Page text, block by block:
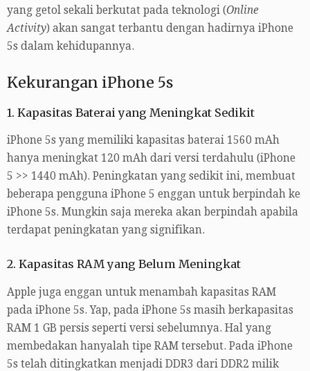
yang getol sekali berkutat pada teknologi (Online
Activity) akan sangat terbantu dengan hadirnya iPhone
5s dalam kehidupannya.
Kekurangan iPhone 5s
1. Kapasitas Baterai yang Meningkat Sedikit
iPhone 5s yang memiliki kapasitas baterai 1560 mAh
hanya meningkat 120 mAh dari versi terdahulu (iPhone
5 >> 1440 mAh). Peningkatan yang sedikit ini, membuat
beberapa pengguna iPhone 5 enggan untuk berpindah ke
iPhone 5s. Mungkin saja mereka akan berpindah apabila
terdapat peningkatan yang signifikan.
2. Kapasitas RAM yang Belum Meningkat
Apple juga enggan untuk menambah kapasitas RAM
pada iPhone 5s. Yap, pada iPhone 5s masih berkapasitas
RAM 1 GB persis seperti versi sebelumnya. Hal yang
membedakan hanyalah tipe RAM tersebut. Pada iPhone
5s telah ditingkatkan menjadi DDR3 dari DDR2 milik